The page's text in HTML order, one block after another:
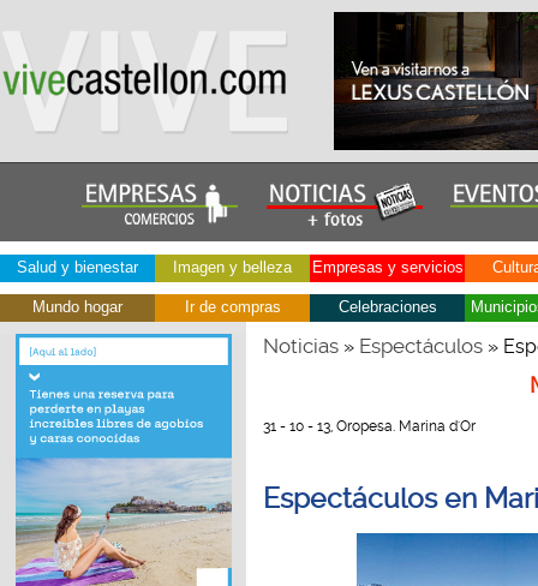
Salud y bienestar Imagen y belleza Empresas y servicios
Mundo hogar Ir de compras Celebraciones
Noticias» Espectáculos»
31 - 10 - 13, Oropesa. Marina d'Or
Espectáculos en